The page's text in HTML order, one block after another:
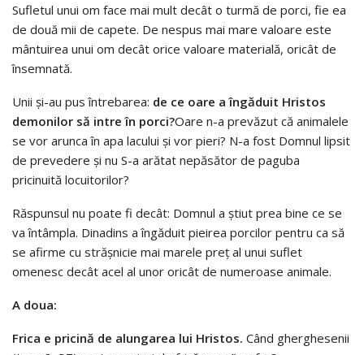
Sufletul unui om face mai mult decât o turmă de porci, fie ea
de două mii de capete. De nespus mai mare valoare este
mântuirea unui om decât orice valoare materială, oricât de
însemnată.
Unii şi-au pus întrebarea: de ce oare a îngăduit Hristos
demonilor să intre în porci?Oare n-a prevăzut că animalele
se vor arunca în apa lacului şi vor pieri? N-a fost Domnul lipsit
de prevedere şi nu S-a arătat nepăsător de paguba
pricinuită locuitorilor?
Răspunsul nu poate fi decât: Domnul a ştiut prea bine ce se
va întâmpla. Dinadins a îngăduit pieirea porcilor pentru ca să
se afirme cu străşnicie mai marele preţ al unui suflet
omenesc decât acel al unor oricât de numeroase animale.
A doua:
Frica e pricină de alungarea lui Hristos. Când gherghesenii